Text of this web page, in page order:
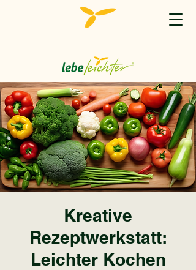
Kreative
Rezeptwerkstatt:
Leichter Kochen